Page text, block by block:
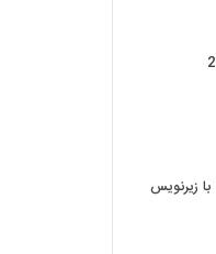
سریال ردیاب قسمت 4 با زیرنویس